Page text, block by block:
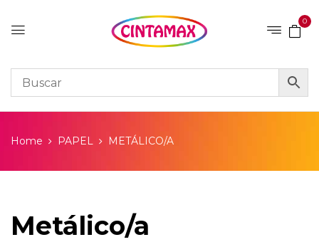
0
Home PAPEL METÁLICO/A
Metálico/a